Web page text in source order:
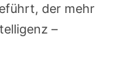
der mehr
–